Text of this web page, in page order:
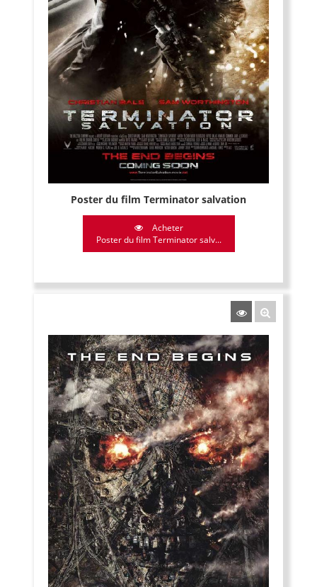
Poster du film Terminator salvation
Acheter
Poster du film Terminator salv...